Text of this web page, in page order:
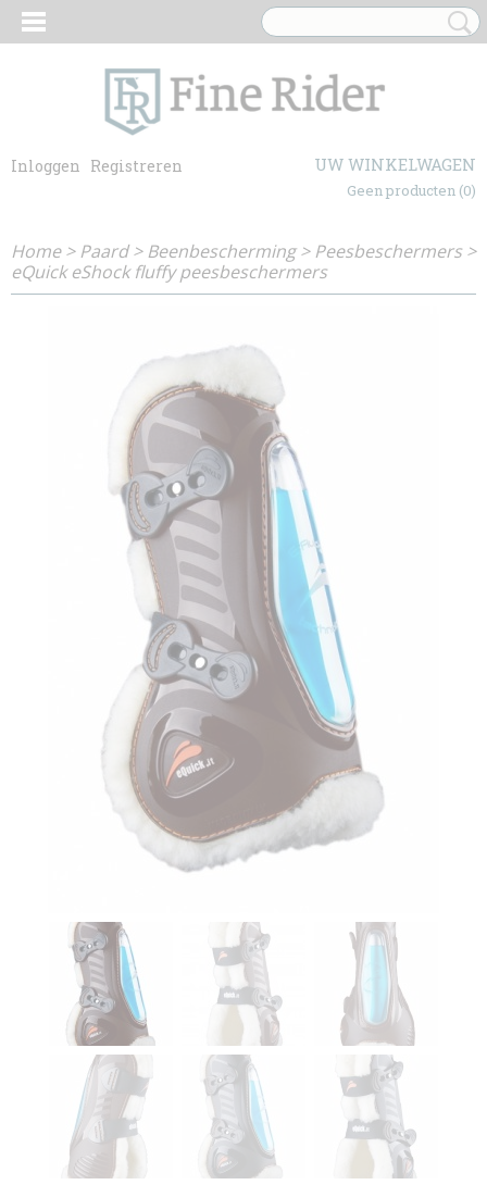
Inloggen Registreren UW WINKELWAGEN
Geen producten (0)
Home>Paard>Beenbescherming>Peesbeschermers>
eQuick eShock fluffy peesbeschermers